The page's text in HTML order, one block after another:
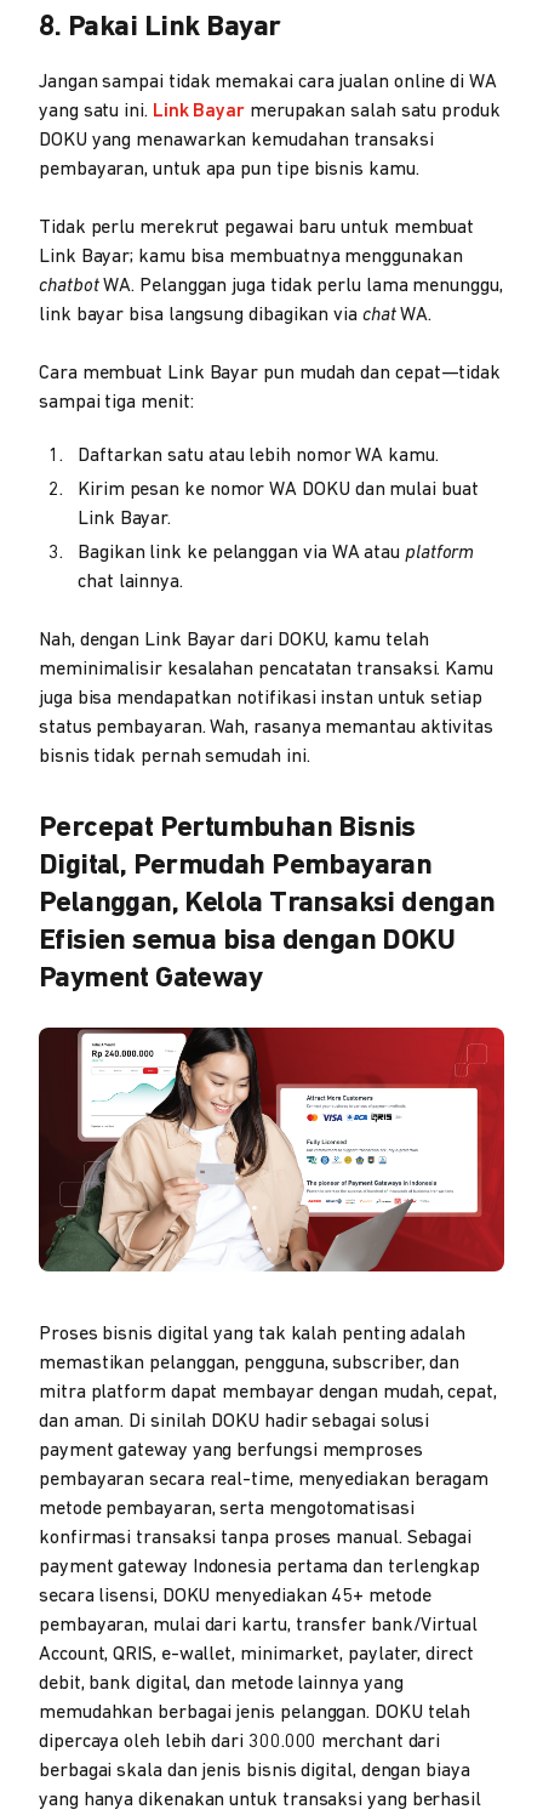
8. Pakai Link Bayar
Jangan sampai tidak memakai cara jualan online di WA
yang satu ini. Link Bayar merupakan salah satu produk
DOKU yang menawarkan kemudahan transaksi
pembayaran, untuk apa pun tipe bisnis kamu.
Tidak perlu merekrut pegawai baru untuk membuat
Link Bayar; kamu bisa membuatnya menggunakan
chatbotWA. Pelanggan juga tidak perlu lama menunggu,
link bayar bisa langsung dibagikan via chatWA.
Cara membuat Link Bayar pun mudah dan cepat—tidak
sampai tiga menit:
Daftarkan satu atau lebih nomor WA kamu.
Kirim pesan ke nomor WA DOKU dan mulai buat
Link Bayar.
Bagikan link ke pelanggan via WA atau platform
chat lainnya.
Nah, dengan Link Bayar dari DOKU, kamu telah
meminimalisir kesalahan pencatatan transaksi. Kamu
juga bisa mendapatkan notifikasi instan untuk setiap
status pembayaran. Wah, rasanya memantau aktivitas
bisnis tidak pernah semudah ini.
Percepat Pertumbuhan Bisnis
Digital, Permudah Pembayaran
Pelanggan, Kelola Transaksi dengan
Efisien semua bisa dengan DOKU
Payment Gateway
Proses bisnis digital yang tak kalah penting adalah
memastikan pelanggan, pengguna, subscriber, dan
mitra platform dapat membayar dengan mudah, cepat,
dan aman. Di sinilah DOKU hadir sebagai solusi
payment gateway yang berfungsi memproses
pembayaran secara real-time, menyediakan beragam
metode pembayaran, serta mengotomatisasi
konfirmasi transaksi tanpa proses manual. Sebagai
payment gateway Indonesia pertama dan terlengkap
secara lisensi, DOKU menyediakan 45+ metode
pembayaran, mulai dari kartu, transfer bank/Virtual
Account, QRIS, e-wallet, minimarket, paylater, direct
debit, bank digital, dan metode lainnya yang
memudahkan berbagai jenis pelanggan. DOKU telah
dipercaya oleh lebih dari 300.000 merchant dari
berbagai skala dan jenis bisnis digital, dengan biaya
yang hanya dikenakan untuk transaksi yang berhasil